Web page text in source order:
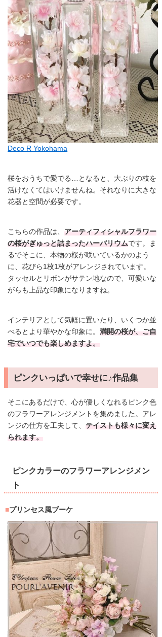
Deco R Yokohama
桜をおうちで愛でる…となると、大ぶりの枝を
活けなくてはいけませんね。それなりに大きな
花器と空間が必要です。
こちらの作品は、 アーティフィシャルフラワー
の桜がぎゅっと詰まったハーバリウムです。ま
るでそこに、本物の桜が咲いているかのよう
に、花びら1枚1枚がアレンジされています。
タッセルとリボンがサテン地なので、可愛いな
がらも上品な印象になりますね。
インテリアとして気軽に置いたり、いくつか並
べるとより華やかな印象に。満開の桜が、ご自
宅でいつでも楽しめますよ。
ピンクいっぱいで幸せに♪作品集
そこにあるだけで、心が優しくなれるピンク色
のフラワーアレンジメントを集めました。アレ
ンジの仕方を工夫して、 テイストも様々に変え
られます。
ピンクカラーのフラワーアレンジメン
ト
プリンセス風ブーケ